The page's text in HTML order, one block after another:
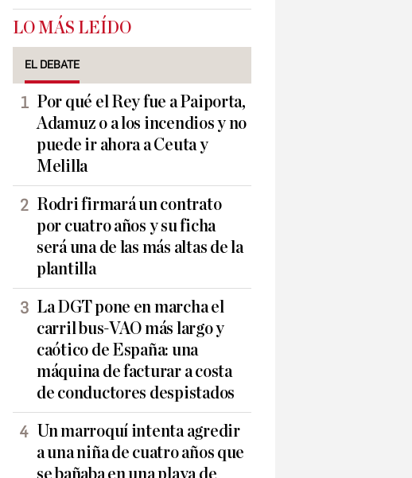
LO MÁS LEÍDO
EL DEBATE
Por qué el Rey fue a Paiporta,
Adamuz o a los incendios y no
puede ir ahora a Ceuta y
Melilla
Rodri firmará un contrato
por cuatro años y su ficha
será una de las más altas de la
plantilla
La DGT pone en marcha el
carril bus-VAO más largo y
caótico de España: una
máquina de facturar a costa
de conductores despistados
Un marroquí intenta agredir
a una niña de cuatro años que